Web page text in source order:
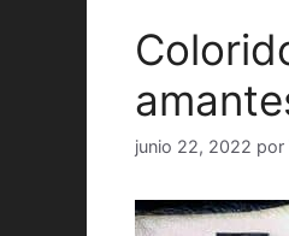
junio 22, 2022 por